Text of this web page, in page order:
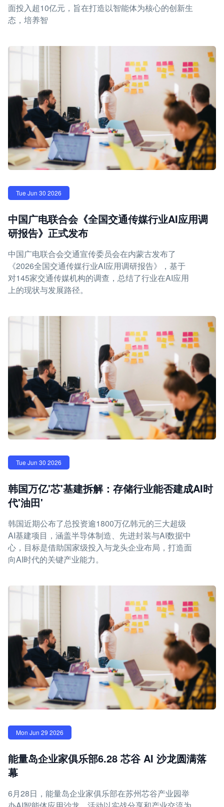
面投入超10亿元，旨在打造以智能体为核心的创新生
态，培养智
Tue Jun 30 2026
中国广电联合会《全国交通传媒行业AI应用调
研报告》正式发布
中国广电联合会交通宣传委员会在内蒙古发布了
《2026全国交通传媒行业AI应用调研报告》，基于
对145家交通传媒机构的调查，总结了行业在AI应用
上的现状与发展路径。
Tue Jun 30 2026
韩国万亿'芯'基建拆解：存储行业能否建成AI时
代'油田'
韩国近期公布了总投资逾1800万亿韩元的三大超级
AI基建项目，涵盖半导体制造、先进封装与AI数据中
心，目标是借助国家级投入与龙头企业布局，打造面
向AI时代的关键产业能力。
Mon Jun 29 2026
能量岛企业家俱乐部6.28 芯谷 AI 沙龙圆满落
幕
6月28日，能量岛企业家俱乐部在苏州芯谷产业园举